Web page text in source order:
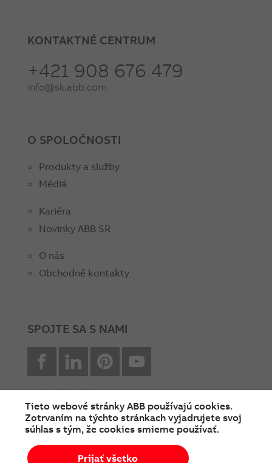
KONTAKTNÉ CENTRUM
+421 908 676 479
info@sk.abb.com
O SPOLOČNOSTI
Produkty a služby
Médiá
Kariéra
Novinky ABB SR
O nás
Obchodné kontakty
SPOJTE SA S NAMI
facebookLinkedin Pinterest
© Copyright 2026 ABB
Tieto webové stránky ABB používajú cookies.
Zotrvaním na týchto stránkach vyjadrujete svoj
súhlas s tým, že cookies smieme používať.
Prijať všetko